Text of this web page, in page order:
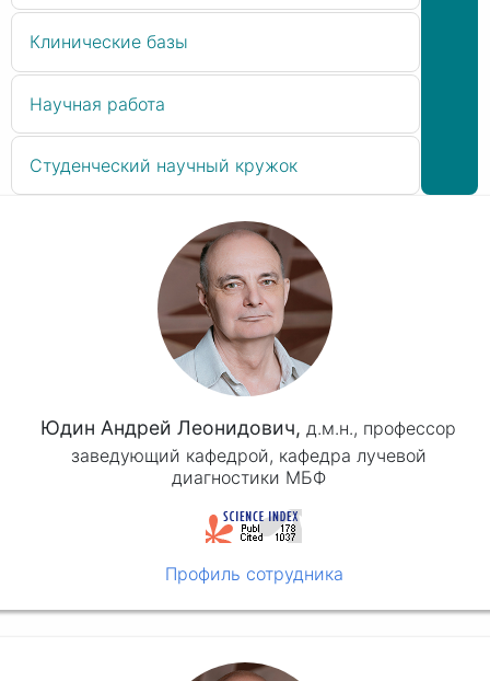
Клинические базы
Научная работа
Студенческий научный кружок
Юдин Андрей Леонидович, д.м.н., профессор
заведующий кафедрой, кафедра лучевой
диагностики МБФ
Профиль сотрудника